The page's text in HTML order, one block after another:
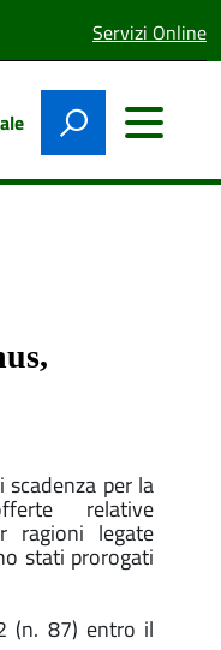
lingua
attiva:
Servizi Online
per la
relative
ragioni legate
stati prorogati
(n. 87) entro il